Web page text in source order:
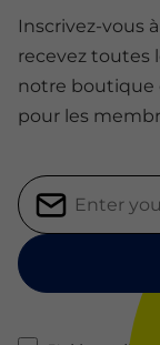
Inscrivez-vous
recevez toutes
notre boutique
pour les